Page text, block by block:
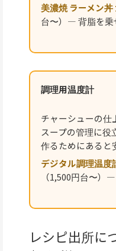
美濃焼 ラーメン
台〜）— 背脂を乗
調理用温度計
チャーシューの仕
スープの管理に役
作るためにあると
デジタル調理温度
（1,500円台〜）
レシピ出所に